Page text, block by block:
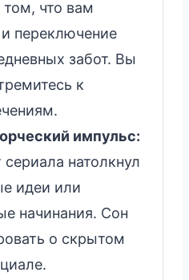
что вам
переключение
забот. Вы
к
импульс:
натолкнул
идеи или
начинания. Сон
о скрытом